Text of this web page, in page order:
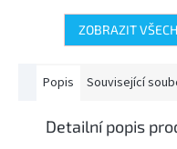
ZOBRAZIT
Popis Související
Detailní popis